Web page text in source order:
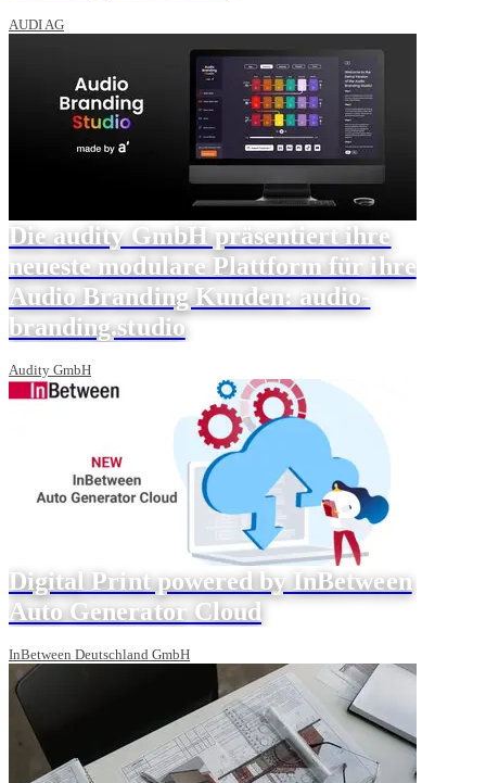
AUDI AG
Die audity GmbH präsentiert ihre
neueste modulare Plattform für ihre
Audio Branding Kunden: audio-
branding.studio
Audity GmbH
Digital Print powered by InBetween
Auto Generator Cloud
InBetween Deutschland GmbH